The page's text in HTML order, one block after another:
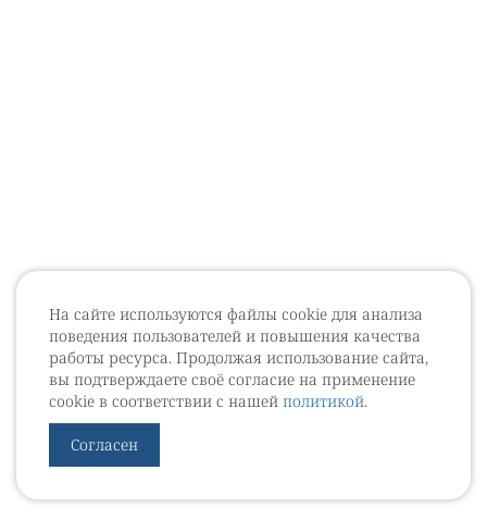
На сайте используются файлы cookie для анализа
поведения пользователей и повышения качества
работы ресурса. Продолжая использование сайта,
вы подтверждаете своё согласие на применение
cookie в соответствии с нашей политикой.
Согласен